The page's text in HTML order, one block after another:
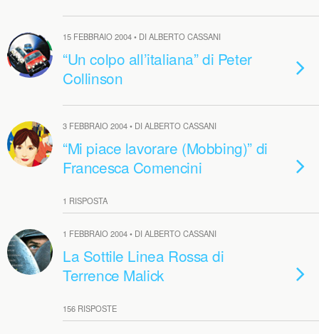
15 FEBBRAIO 2004 • DI ALBERTO CASSANI
“Un colpo all’italiana” di Peter
Collinson
3 FEBBRAIO 2004 • DI ALBERTO CASSANI
“Mi piace lavorare (Mobbing)” di
Francesca Comencini
1 RISPOSTA
1 FEBBRAIO 2004 • DI ALBERTO CASSANI
La Sottile Linea Rossa di
Terrence Malick
156 RISPOSTE